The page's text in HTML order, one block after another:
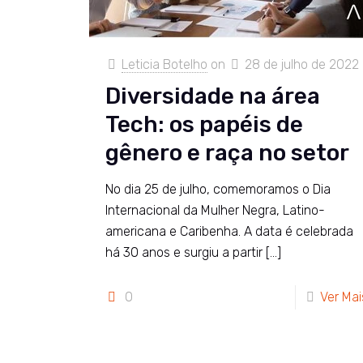
Leticia Botelho on 28 de julho de 2022
Diversidade na área
Tech: os papéis de
gênero e raça no setor
No dia 25 de julho, comemoramos o Dia
Internacional da Mulher Negra, Latino-
americana e Caribenha. A data é celebrada
há 30 anos e surgiu a partir […]
0 Ver